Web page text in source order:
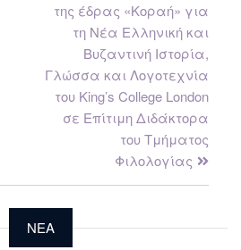
της έδρας «Κοραή» για
τη Νέα Ελληνική και
Βυζαντινή Ιστορία,
Γλώσσα και Λογοτεχνία
του King’s College London
σε Επίτιμη Διδάκτορα
του Τμήματος
Φιλολογίας
NEA